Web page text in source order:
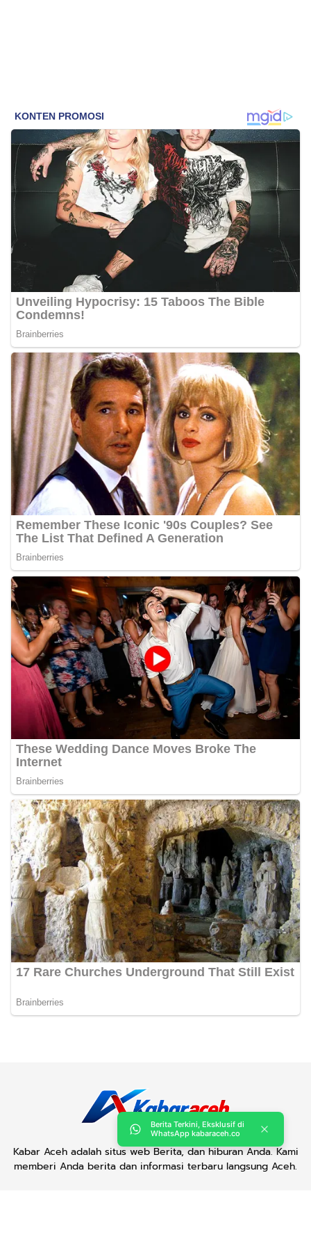
Kabar Aceh adalah situs web Berita, dan hiburan Anda. Kami
memberi Anda berita dan informasi terbaru langsung Aceh.
Berita Terkini, Eksklusif di
WhatsApp kabaraceh.co